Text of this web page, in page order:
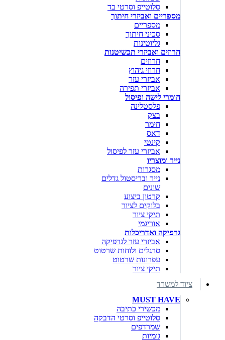
סלוטייפ וסרטי בד
מספריים ואביזרי חיתוך
מספריים
סכיני חיתוך
גליוטינות
חרוזים ואביזרי תכשיטנות
חרוזים
חרוזי גיהוץ
אביזרי עזר
אביזרי תפירה
חומרי לישה ופיסול
פלסטלינה
בצק
חימר
דאס
קינטי
אביזרי עזר לפיסול
נייר ומוצריו
מסגרות
נייר ובריסטול גדלים
שונים
קרטון ביצוע
בלוקים לציור
תיקי ציור
אוריגמי
גרפיקה ואדריכלות
אביזרי עזר לגרפיקה
סרגלים ולוחות שרטוט
עפרונות שרטוט
תיקי ציור
ציוד למשרד
MUST HAVE
מכשירי כתיבה
סלוטייפ וסרטי הדבקה
שמרדפים
גומיות